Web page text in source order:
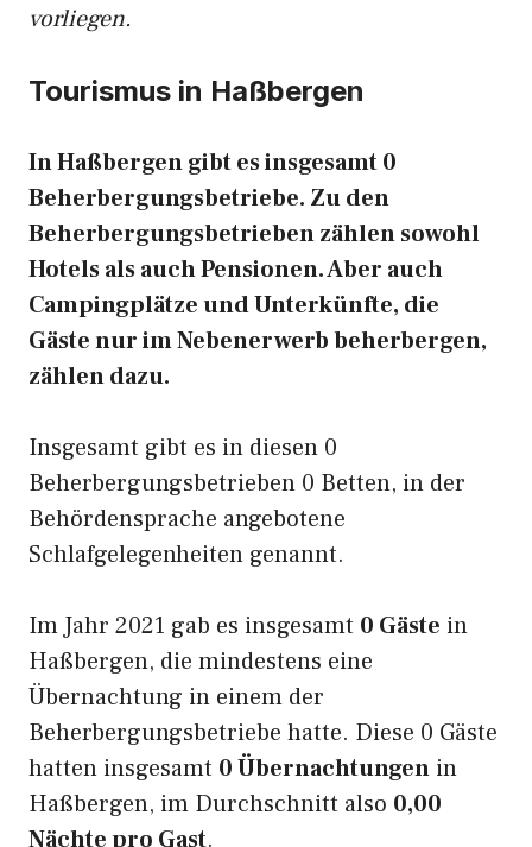
vorliegen.
Tourismus in Haßbergen
In Haßbergen gibt es insgesamt 0
Beherbergungsbetriebe. Zu den
Beherbergungsbetrieben zählen sowohl
Hotels als auch Pensionen. Aber auch
Campingplätze und Unterkünfte, die
Gäste nur im Nebenerwerb beherbergen,
zählen dazu.
Insgesamt gibt es in diesen 0
Beherbergungsbetrieben 0 Betten, in der
Behördensprache angebotene
Schlafgelegenheiten genannt.
Im Jahr 2021 gab es insgesamt 0 Gäste in
Haßbergen, die mindestens eine
Übernachtung in einem der
Beherbergungsbetriebe hatte. Diese 0 Gäste
hatten insgesamt 0 Übernachtungen in
Haßbergen, im Durchschnitt also 0,00
Nächte pro Gast.